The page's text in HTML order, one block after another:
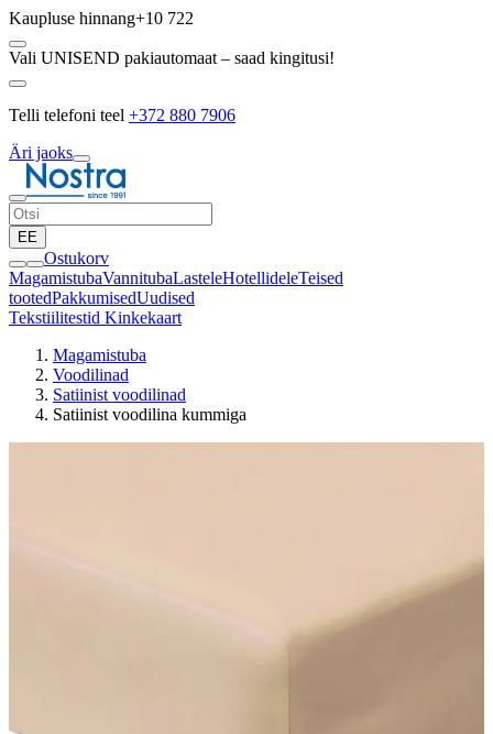
Kaupluse hinnang+10 722
Vali UNISEND pakiautomaat – saad kingitusi!
Telli telefoni teel +372 880 7906
Äri jaoks
EE
Ostukorv
MagamistubaVannitubaLasteleHotellideleTeised
tootedPakkumisedUudised
Tekstiilitestid Kinkekaart
Magamistuba
Voodilinad
Satiinist voodilinad
Satiinist voodilina kummiga